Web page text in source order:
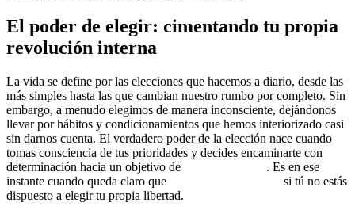
El poder de elegir: cimentando tu propia
revolución interna
La vida se define por las elecciones que hacemos a diario, desde las
más simples hasta las que cambian nuestro rumbo por completo. Sin
embargo, a menudo elegimos de manera inconsciente, dejándonos
llevar por hábitos y condicionamientos que hemos interiorizado casi
sin darnos cuenta. El verdadero poder de la elección nace cuando
tomas consciencia de tus prioridades y decides encaminarte con
determinación hacia un objetivo de
. Es en ese
instante cuando queda claro que
si tú no estás
dispuesto a elegir tu propia libertad.